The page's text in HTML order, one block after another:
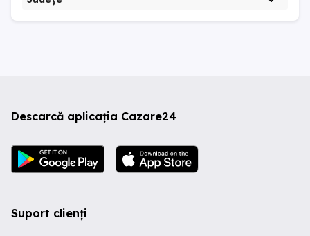
Descarcă aplicația Cazare24
Suport clienți